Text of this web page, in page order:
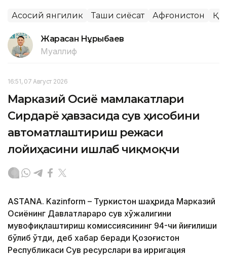
Асосий янгилик Ташқи сиёсат Афғонистон ҚР
Жарасқан Нұрыбаев
Муаллиф
16:51, 07 Август 2026
Марказий Осиё мамлакатлари
Сирдарё ҳавзасида сув ҳисобини
автоматлаштириш режаси
лойиҳасини ишлаб чиқмоқчи
ASTANA. Kazinform – Туркистон шаҳрида Марказий
Осиёнинг Давлатлараро сув хўжалигини
мувофиқлаштириш комиссиясининг 94-чи йиғилиши
бўлиб ўтди, деб хабар беради Қозоғистон
Республикаси Сув ресурслари ва ирригация